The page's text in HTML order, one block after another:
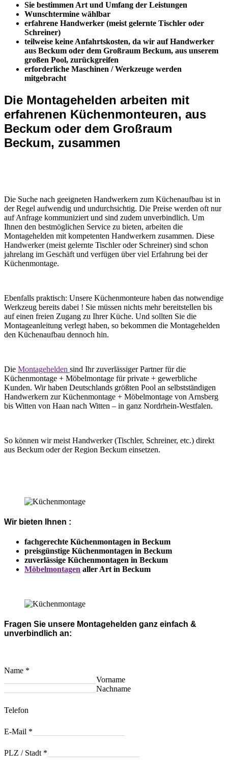
Sie bestimmen Art und Umfang der Leistungen
Wunschtermine wählbar
erfahrene Handwerker (meist gelernte Tischler oder
Schreiner)
teilweise keine Anfahrtskosten, da wir auf Handwerker
aus Beckum oder dem Großraum Beckum, aus unserem
großen Pool, zurückgreifen
erforderliche Maschinen / Werkzeuge werden
mitgebracht
Die Montagehelden arbeiten mit
erfahrenen Küchenmonteuren, aus
Beckum oder dem Großraum
Beckum, zusammen
Die Suche nach geeigneten Handwerkern zum Küchenaufbau ist in
der Regel aufwendig und undurchsichtig. Die Preise werden oft nur
auf Anfrage kommuniziert und sind zudem unverbindlich. Um
Ihnen den bestmöglichen Service zu bieten, arbeiten die
Montagehelden mit kompetenten Handwerkern zusammen. Diese
Handwerker (meist gelernte Tischler oder Schreiner) sind schon
jahrelang im Geschäft und verfügen über viel Erfahrung bei der
Küchenmontage.
Ebenfalls praktisch: Unsere Küchenmonteure haben das notwendige
Werkzeug bereits dabei ! Sie müssen nichts mehr bereitstellen bis
auf einen freien Zugang zu Ihrer Küche. Und sollten Sie die
Montageanleitung verlegt haben, so bekommen die Montagehelden
den Küchenaufbau dennoch hin.
Die Montagehelden sind Ihr zuverlässiger Partner für die
Küchenmontage + Möbelmontage für private + gewerbliche
Kunden. Wir haben Deutschlands größten Pool an selbstständigen
Handwerkern zur Küchenmontage + Möbelmontage von Arnsberg
bis Witten von Haan nach Witten – in ganz Nordrhein-Westfalen.
So können wir meist Handwerker (Tischler, Schreiner, etc.) direkt
aus Beckum oder der Region Beckum einsetzen.
Wir bieten Ihnen :
fachgerechte Küchenmontagen in Beckum
preisgünstige Küchenmontagen in Beckum
zuverlässige Küchenmontagen in Beckum
Möbelmontagen aller Art in Beckum
Fragen Sie unsere Montagehelden ganz einfach &
unverbindlich an:
Name *
Vorname
Nachname
Telefon
E-Mail *
PLZ / Stadt *